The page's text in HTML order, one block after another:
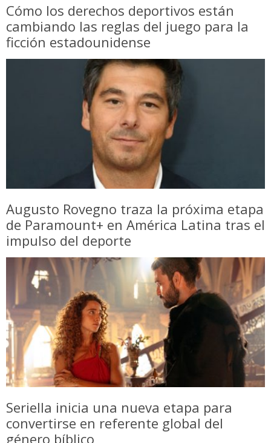
Cómo los derechos deportivos están
cambiando las reglas del juego para la
ficción estadounidense
Augusto Rovegno traza la próxima etapa
de Paramount+ en América Latina tras el
impulso del deporte
Seriella inicia una nueva etapa para
convertirse en referente global del
género bíblico